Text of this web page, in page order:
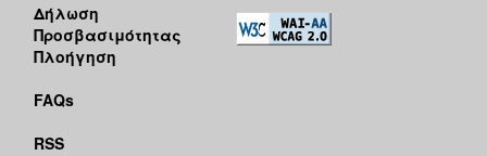
Δήλωση
Προσβασιμότητας
Πλοήγηση
FAQs
RSS